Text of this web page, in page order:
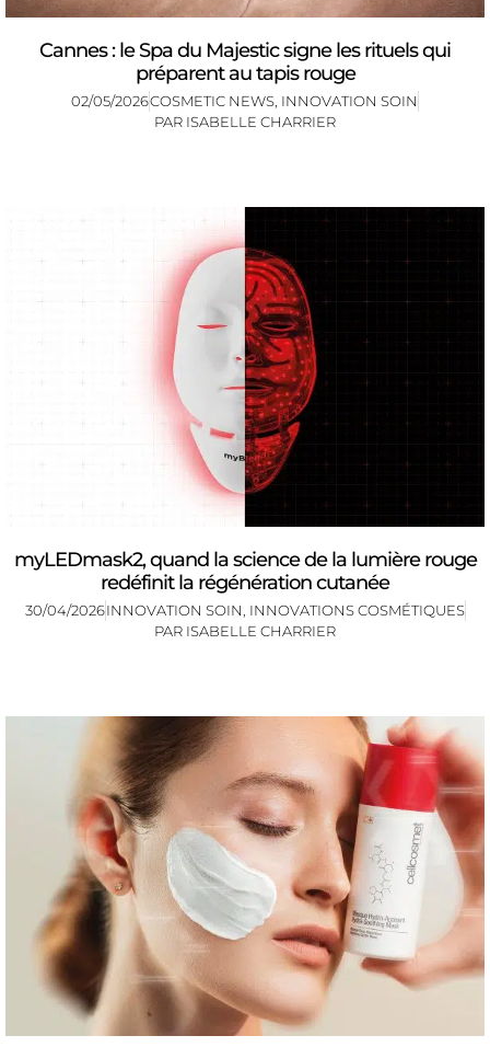
Cannes : le Spa du Majestic signe les rituels qui
préparent au tapis rouge
02/05/2026COSMETIC NEWS INNOVATION SOIN
PAR ISABELLE CHARRIER
myLEDmask2, quand la science de la lumière rouge
redéfinit la régénération cutanée
30/04/2026INNOVATION SOIN INNOVATIONS COSMÉTIQUES
PAR ISABELLE CHARRIER